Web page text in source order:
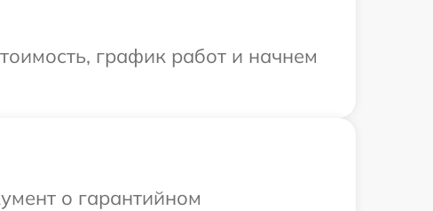
график работ и начнем
о гарантийном